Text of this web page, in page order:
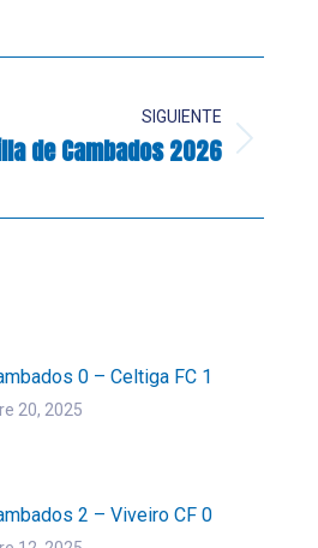
SIGUIENTE
de Cambados 2026
0 – Celtiga FC 1
20, 2025
2 – Viveiro CF 0